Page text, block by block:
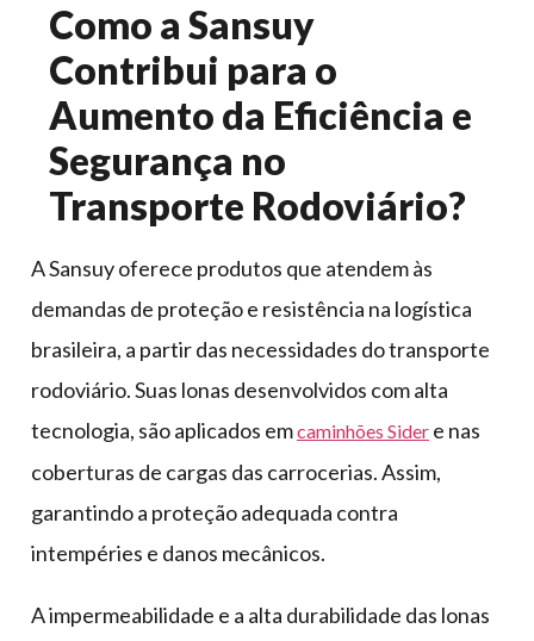
Como a Sansuy
Contribui para o
Aumento da Eficiência e
Segurança no
Transporte Rodoviário?
A Sansuy oferece produtos que atendem às
demandas de proteção e resistência na logística
brasileira, a partir das necessidades do transporte
rodoviário. Suas lonas desenvolvidos com alta
tecnologia, são aplicados emcaminhões Sider e nas
coberturas de cargas das carrocerias. Assim,
garantindo a proteção adequada contra
intempéries e danos mecânicos.
A impermeabilidade e a alta durabilidade das lonas